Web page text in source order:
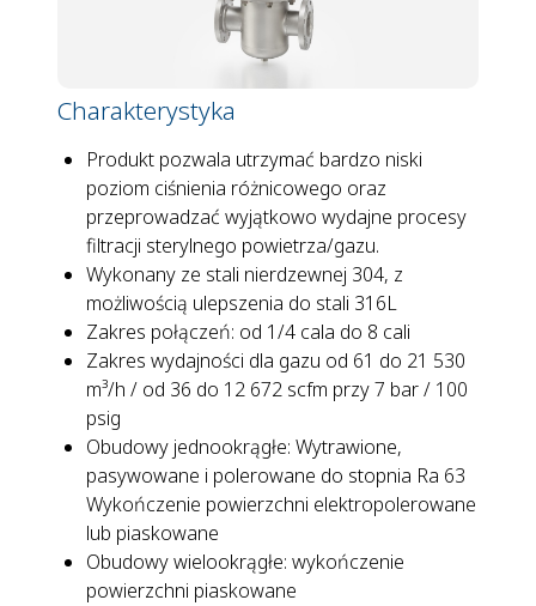
Charakterystyka
Produkt pozwala utrzymać bardzo niski
poziom ciśnienia różnicowego oraz
przeprowadzać wyjątkowo wydajne procesy
filtracji sterylnego powietrza/gazu.
Wykonany ze stali nierdzewnej 304, z
możliwością ulepszenia do stali 316L
Zakres połączeń: od 1/4 cala do 8 cali
Zakres wydajności dla gazu od 61 do 21 530
m³/h / od 36 do 12 672 scfm przy 7 bar / 100
psig
Obudowy jednookrągłe: Wytrawione,
pasywowane i polerowane do stopnia Ra 63
Wykończenie powierzchni elektropolerowane
lub piaskowane
Obudowy wielookrągłe: wykończenie
powierzchni piaskowane